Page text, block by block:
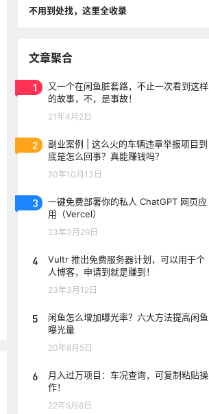
不用到处找，这里全收录
文章聚合
1
又一个在闲鱼脏套路，不止一次看到这样
的故事，不，是事故！
21年4月2日
2
副业案例 | 这么火的车辆违章举报项目到
底是怎么回事？真能赚钱吗？
20年10月13日
3
一键免费部署你的私人 ChatGPT 网页应
用（Vercel）
23年3月29日
4
Vultr 推出免费服务器计划，可以用于个
人博客，申请到就是赚到！
23年3月12日
5
闲鱼怎么增加曝光率？六大方法提高闲鱼
曝光量
20年8月5日
6
月入过万项目：车况查询，可复制粘贴操
作！
22年5月6日